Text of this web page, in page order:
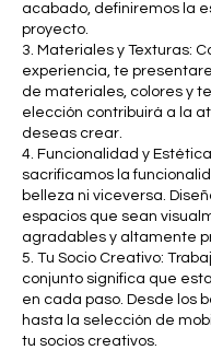
acabado, definiremos la
proyecto.
3. Materiales y Texturas:
experiencia, te
de materiales, colores y
elección contribuirá a la
deseas crear.
4. Funcionalidad y
sacrificamos la
belleza ni viceversa.
espacios que sean
agradables y altamente
5. Tu Socio Creativo:
conjunto significa que
en cada paso. Desde los
hasta la selección de
tu socios creativos.